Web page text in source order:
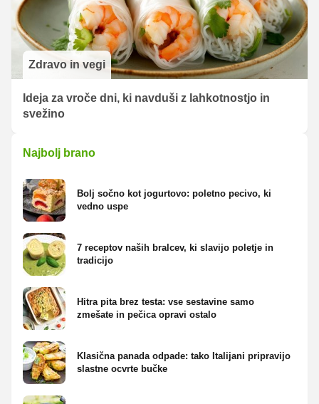
Zdravo in vegi
Ideja za vroče dni, ki navduši z lahkotnostjo in
svežino
Najbolj brano
Bolj sočno kot jogurtovo: poletno pecivo, ki
vedno uspe
7 receptov naših bralcev, ki slavijo poletje in
tradicijo
Hitra pita brez testa: vse sestavine samo
zmešate in pečica opravi ostalo
Klasična panada odpade: tako Italijani pripravijo
slastne ocvrte bučke